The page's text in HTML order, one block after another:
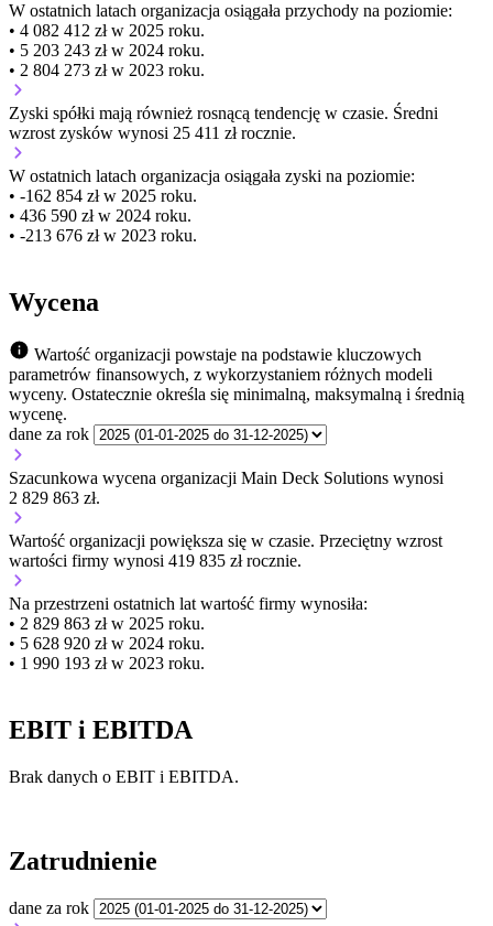
W ostatnich latach organizacja osiągała przychody na poziomie:
• 4 082 412 zł w 2025 roku.
• 5 203 243 zł w 2024 roku.
• 2 804 273 zł w 2023 roku.
Zyski spółki mają również rosnącą tendencję w czasie. Średni
wzrost zysków wynosi 25 411 zł rocznie.
W ostatnich latach organizacja osiągała zyski na poziomie:
• -162 854 zł w 2025 roku.
• 436 590 zł w 2024 roku.
• -213 676 zł w 2023 roku.
Wycena
Wartość organizacji powstaje na podstawie kluczowych
parametrów finansowych, z wykorzystaniem różnych modeli
wyceny. Ostatecznie określa się minimalną, maksymalną i średnią
wycenę.
dane za rok
Szacunkowa wycena organizacji Main Deck Solutions wynosi
2 829 863 zł.
Wartość organizacji powiększa się w czasie. Przeciętny wzrost
wartości firmy wynosi 419 835 zł rocznie.
Na przestrzeni ostatnich lat wartość firmy wynosiła:
• 2 829 863 zł w 2025 roku.
• 5 628 920 zł w 2024 roku.
• 1 990 193 zł w 2023 roku.
EBIT i EBITDA
Brak danych o EBIT i EBITDA.
Zatrudnienie
dane za rok